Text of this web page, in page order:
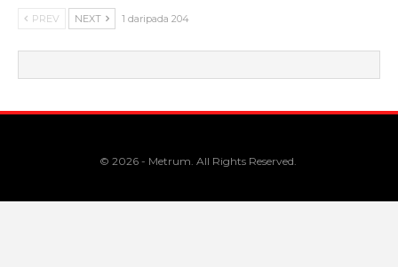
PREV NEXT 1 daripada 204
© 2026 - Metrum. All Rights Reserved.